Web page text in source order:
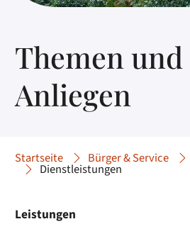
Themen und
Anliegen
Startseite Bürger & Service
Dienstleistungen
Leistungen